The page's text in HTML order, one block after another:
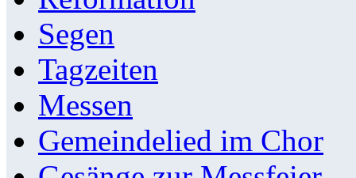
Segen
Tagzeiten
Messen
Gemeindelied im Chor